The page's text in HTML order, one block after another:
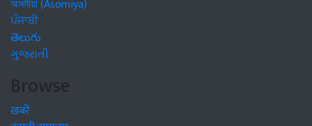
অসমীয়া (Asomiya)
ਪੰਜਾਬੀ
తెలుగు
ગુજરાતી
Browse
खबरें